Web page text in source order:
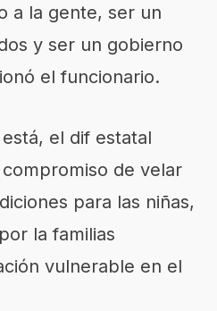
a la gente, ser un
y ser un gobierno
el funcionario.
el dif estatal
de velar
para las niñas,
la familias
vulnerable en el